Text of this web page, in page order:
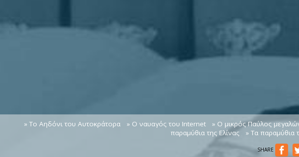
» Το Αηδόνι του Αυτοκράτορα » Ο ναυαγός του Internet » Ο μικρός Παύλος
παραμύθια της Ελίνας
» Τα παραμύθια
SHARE